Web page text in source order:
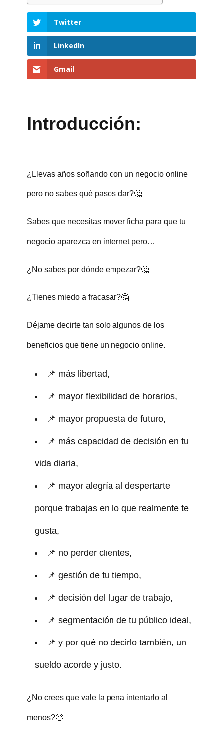
Twitter
LinkedIn
Gmail
Introducción:
¿Llevas años soñando con un negocio online
pero no sabes qué pasos dar?🤔
Sabes que necesitas mover ficha para que tu
negocio aparezca en internet pero…
¿No sabes por dónde empezar?🤔
¿Tienes miedo a fracasar?🤔
Déjame decirte tan solo algunos de los
beneficios que tiene un negocio online.
📌 más libertad,
📌 mayor flexibilidad de horarios,
📌 mayor propuesta de futuro,
📌 más capacidad de decisión en tu
vida diaria,
📌 mayor alegría al despertarte
porque trabajas en lo que realmente te
gusta,
📌 no perder clientes,
📌 gestión de tu tiempo,
📌 decisión del lugar de trabajo,
📌 segmentación de tu público ideal,
📌 y por qué no decirlo también, un
sueldo acorde y justo.
¿No crees que vale la pena intentarlo al
menos?🧐